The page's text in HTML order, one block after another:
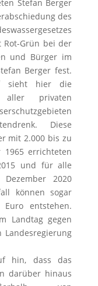
Stefan Berger
des
Rot-Grün bei der
und Bürger im
Berger fest.
sieht hier die
aller privaten
Diese
mit 2.000 bis zu
errichteten
und für alle
2020
können sogar
entstehen.
Landtag gegen
hin, dass das
darüber hinaus